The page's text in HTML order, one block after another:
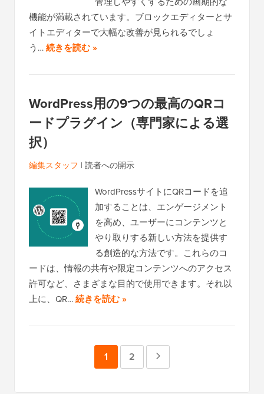
機能が満載されています。ブロックエディターとサ
イトエディターで大幅な改善が見られるでしょ
う…続きを読む »
WordPress用の9つの最高のQRコ
ードプラグイン（専門家による選
択）
編集スタッフ | 読者への開示
WordPressサイトにQRコードを追
加することは、エンゲージメント
を高め、ユーザーにコンテンツと
やり取りする新しい方法を提供す
る創造的な方法です。これらのコ
ードは、情報の共有や限定コンテンツへのアクセス
許可など、さまざまな目的で使用できます。それ以
上に、QR…続きを読む »
ペ
1
ペ
2